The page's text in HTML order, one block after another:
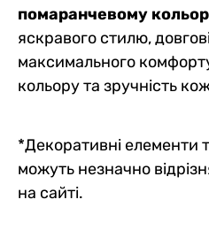
помаранчевому
яскравого стилю,
максимального
кольору та зручність
*Декоративні елементи
можуть незначно
на сайті.